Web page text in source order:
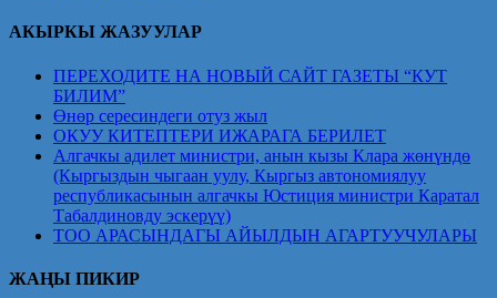
АКЫРКЫ ЖАЗУУЛАР
ПЕРЕХОДИТЕ НА НОВЫЙ САЙТ ГАЗЕТЫ “КУТ
БИЛИМ”
Өнөр сересиндеги отуз жыл
ОКУУ КИТЕПТЕРИ ИЖАРАГА БЕРИЛЕТ
Алгачкы адилет министри, анын кызы Клара жөнүндө
(Кыргыздын чыгаан уулу, Кыргыз автономиялуу
республикасынын алгачкы Юстиция министри Каратал
Табалдиновду эскерүү)
ТОО АРАСЫНДАГЫ АЙЫЛДЫН АГАРТУУЧУЛАРЫ
ЖАҢЫ ПИКИР